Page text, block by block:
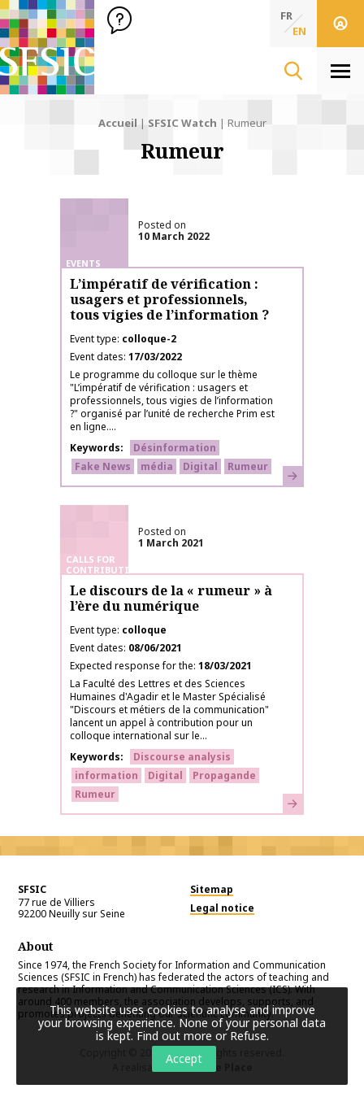
SFSIC Société Française des Sciences de l'Information & de
Société Française des Sciences de
FR
EN
Accueil | SFSIC Watch | Rumeur
Rumeur
EVENTS
Posted on
10 March 2022
L’impératif de vérification :
usagers et professionnels,
tous vigies de l’information ?
Event type colloque-2
Event dates 17/03/2022
Le programme du colloque sur le thème
"L’impératif de vérification : usagers et
professionnels, tous vigies de l’information
?" organisé par l’unité de recherche Prim est
en ligne....
Keywords
Désinformation
Fake News
média Digital Rumeur Learn more
CALLS FOR
CONTRIBUTIONS
Posted on
1 March 2021
Le discours de la « rumeur » à
l’ère du numérique
Event type colloque
Event dates 08/06/2021
Expected response for the 18/03/2021
La Faculté des Lettres et des Sciences
Humaines d'Agadir et le Master Spécialisé
"Discours et métiers de la communication"
lancent un appel à contribution pour un
colloque international sur le...
Keywords
Discourse analysis
information
Digital
Propagande
Rumeur
Learn more
SFSIC
77 rue de Villiers
92200Neuilly sur Seine
Sitemap
Legal notice
About
Since 1974, the French Society for Information and Communication
Sciences (SFSIC in French) has federated the actors of teaching and
research in Information and Communication Sciences (ICS). With
around 400 members, the association develops, supports, and
promotes projects benefiting our scientific community.
SFSIC
. All rights reserved.
A realisation Première Place
This website uses cookies to analyse and improve
your browsing experience. None of your personal data
is kept. Find out more or Refuse.
Accept